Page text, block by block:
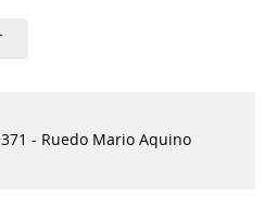
- Ruedo Mario Aquino